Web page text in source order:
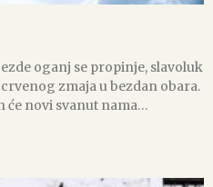
oganj se propinje, slavoluk
zmaja u bezdan obara.
će novi svanut nama…